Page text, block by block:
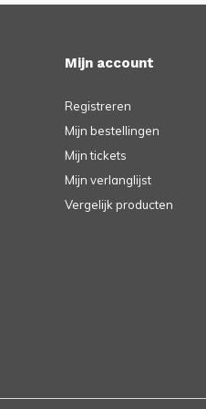
Mijn account
Registreren
Mijn bestellingen
Mijn tickets
Mijn verlanglijst
Vergelijk producten